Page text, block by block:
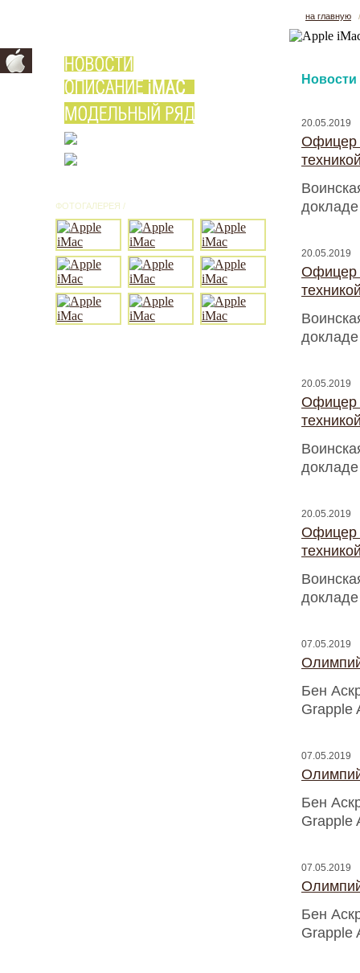
ФОТОГАЛЕРЕЯ /
на главную
Новости
20.05.2019
Офицер
20.05.2019
Офицер
20.05.2019
Офицер
20.05.2019
Офицер
07.05.2019
Бен
Grapple
07.05.2019
Бен
Grapple
07.05.2019
Бен
Grapple